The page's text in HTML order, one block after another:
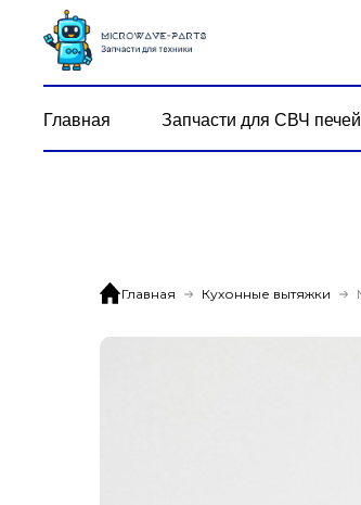
Главная Запчасти для СВЧ печей
Главная Кухонные вытяжки